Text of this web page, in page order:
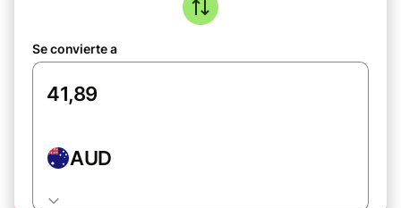
Se convierte a
AUD